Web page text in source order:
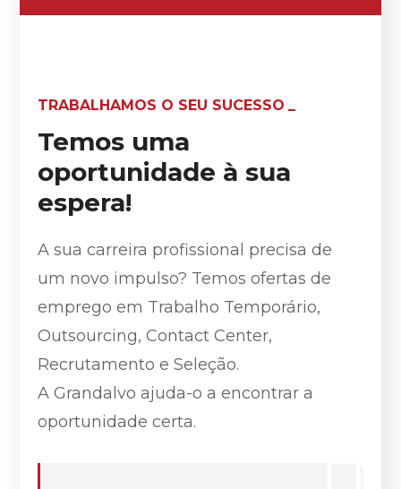
TRABALHAMOS O SEU SUCESSO
Temos uma
oportunidade à sua
espera!
A sua carreira profissional precisa de
um novo impulso? Temos ofertas de
emprego em Trabalho Temporário,
Outsourcing, Contact Center,
Recrutamento e Seleção.
A Grandalvo ajuda-o a encontrar a
oportunidade certa.